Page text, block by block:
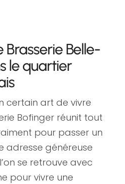
Brasserie Belle-
le quartier
certain art de vivre
Bofinger réunit tout
pour passer un
adresse généreuse
se retrouve avec
pour vivre une